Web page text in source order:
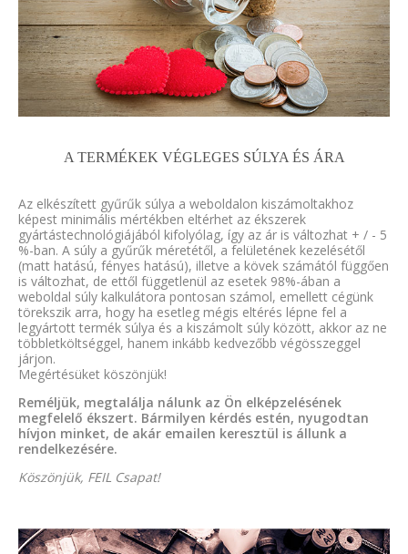
A TERMÉKEK VÉGLEGES SÚLYA ÉS ÁRA
Az elkészített gyűrűk súlya a weboldalon kiszámoltakhoz
képest minimális mértékben eltérhet az ékszerek
gyártástechnológiájából kifolyólag, így az ár is változhat + / - 5
%-ban. A súly a gyűrűk méretétől, a felületének kezelésétől
(matt hatású, fényes hatású), illetve a kövek számától függően
is változhat, de ettől függetlenül az esetek 98%-ában a
weboldal súly kalkulátora pontosan számol, emellett cégünk
törekszik arra, hogy ha esetleg mégis eltérés lépne fel a
legyártott termék súlya és a kiszámolt súly között, akkor az ne
többletköltséggel, hanem inkább kedvezőbb végösszeggel
járjon.
Megértésüket köszönjük!
Reméljük, megtalálja nálunk az Ön elképzelésének
megfelelő ékszert. Bármilyen kérdés estén, nyugodtan
hívjon minket, de akár emailen keresztül is állunk a
rendelkezésére.
Köszönjük, FEIL Csapat!